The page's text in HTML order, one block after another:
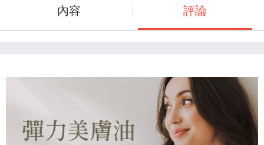
內容 評論